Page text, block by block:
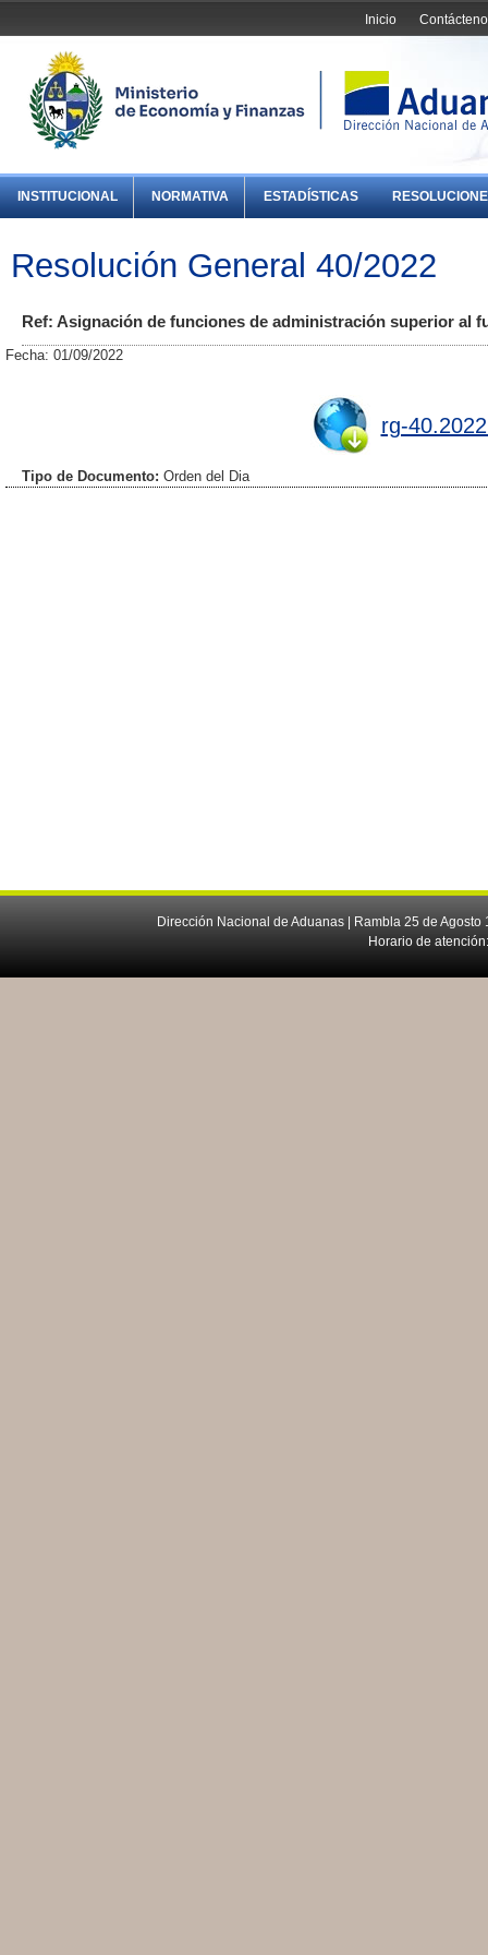
Inicio
INSTITUCIONAL NORMATIVA ESTADÍSTICAS
Resolución General 40/2022
Ref: Asignación de funciones de administración superior al
Fecha: 01/09/2022
rg-
Tipo de Documento: Orden del Dia
Dirección Nacional de Aduanas | Rambla 25 de
Horario de